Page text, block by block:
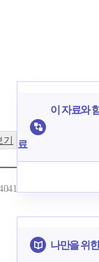
이 자료와
료
나만을 위